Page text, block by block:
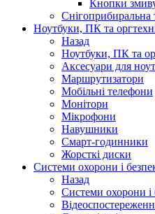
Кнопки
Снігоприбиральна
Ноутбуки, ПК та
Назад
Ноутбуки, ПК та
Аксесуари для
Маршрутизатори
Мобільні телефони
Монітори
Мікрофони
Навушники
Смарт-годинники
Жорсткі диски
Системи охорони і
Назад
Системи охорони і